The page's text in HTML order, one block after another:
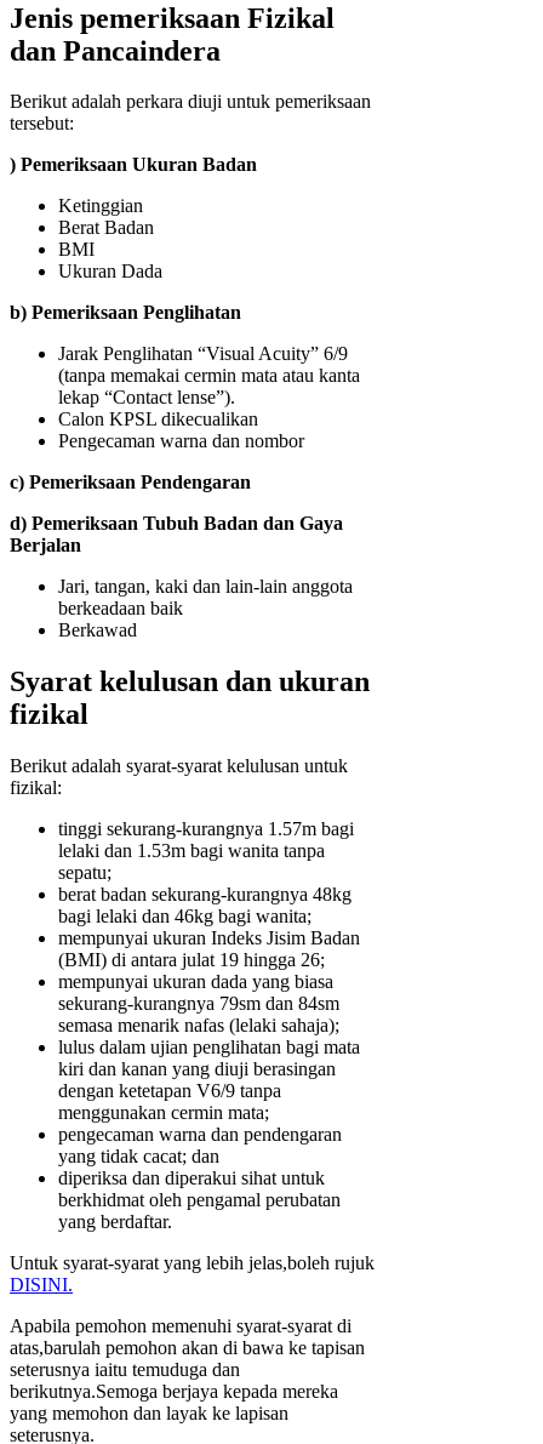
Jenis pemeriksaan Fizikal
dan Pancaindera
Berikut adalah perkara diuji untuk pemeriksaan
tersebut:
) Pemeriksaan Ukuran Badan
Ketinggian
Berat Badan
BMI
Ukuran Dada
b) Pemeriksaan Penglihatan
Jarak Penglihatan “Visual Acuity” 6/9
(tanpa memakai cermin mata atau kanta
lekap “Contact lense”).
Calon KPSL dikecualikan
Pengecaman warna dan nombor
c) Pemeriksaan Pendengaran
d) Pemeriksaan Tubuh Badan dan Gaya
Berjalan
Jari, tangan, kaki dan lain-lain anggota
berkeadaan baik
Berkawad
Syarat kelulusan dan ukuran
fizikal
Berikut adalah syarat-syarat kelulusan untuk
fizikal:
tinggi sekurang-kurangnya 1.57m bagi
lelaki dan 1.53m bagi wanita tanpa
sepatu;
berat badan sekurang-kurangnya 48kg
bagi lelaki dan 46kg bagi wanita;
mempunyai ukuran Indeks Jisim Badan
(BMI) di antara julat 19 hingga 26;
mempunyai ukuran dada yang biasa
sekurang-kurangnya 79sm dan 84sm
semasa menarik nafas (lelaki sahaja);
lulus dalam ujian penglihatan bagi mata
kiri dan kanan yang diuji berasingan
dengan ketetapan V6/9 tanpa
menggunakan cermin mata;
pengecaman warna dan pendengaran
yang tidak cacat; dan
diperiksa dan diperakui sihat untuk
berkhidmat oleh pengamal perubatan
yang berdaftar.
Untuk syarat-syarat yang lebih jelas,boleh rujuk
DISINI.
Apabila pemohon memenuhi syarat-syarat di
atas,barulah pemohon akan di bawa ke tapisan
seterusnya iaitu temuduga dan
berikutnya.Semoga berjaya kepada mereka
yang memohon dan layak ke lapisan
seterusnya.